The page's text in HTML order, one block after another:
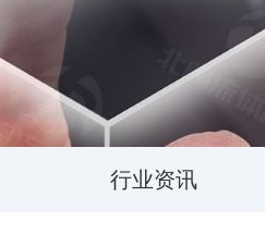
行业资讯